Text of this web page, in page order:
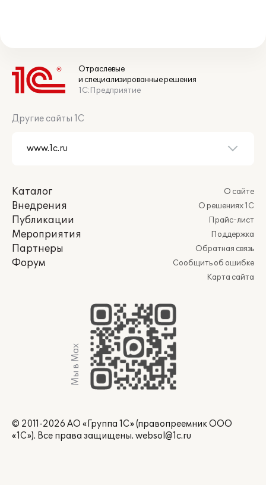
Отраслевые
и специализированные решения
1С:Предприятие
Другие сайты 1С
Каталог
Внедрения
Публикации
Мероприятия
Партнеры
Форум
О сайте
О решениях 1С
Прайс-лист
Поддержка
Обратная связь
Сообщить об ошибке
Карта сайта
Мы в Max
© 2011-2026 АО «Группа 1С» (правопреемник ООО
«1С»). Все права защищены. websol@1c.ru